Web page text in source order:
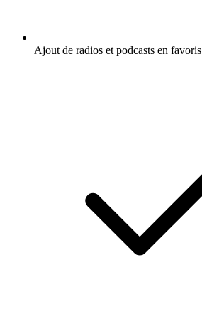
Ajout de radios et podcasts en favoris